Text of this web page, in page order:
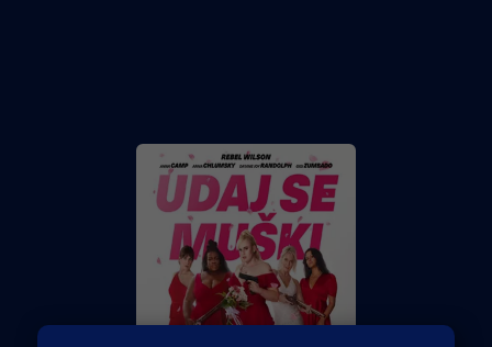
ne može — povesti rat protiv svakoga tko bi uništio
najvažniji dan u životu njezine najbolje prijateljice.